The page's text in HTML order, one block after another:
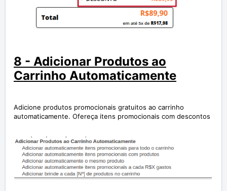
8 - Adicionar Produtos ao
Carrinho Automaticamente
Adicione produtos promocionais gratuitos ao carrinho
automaticamente. Ofereça itens promocionais com descontos